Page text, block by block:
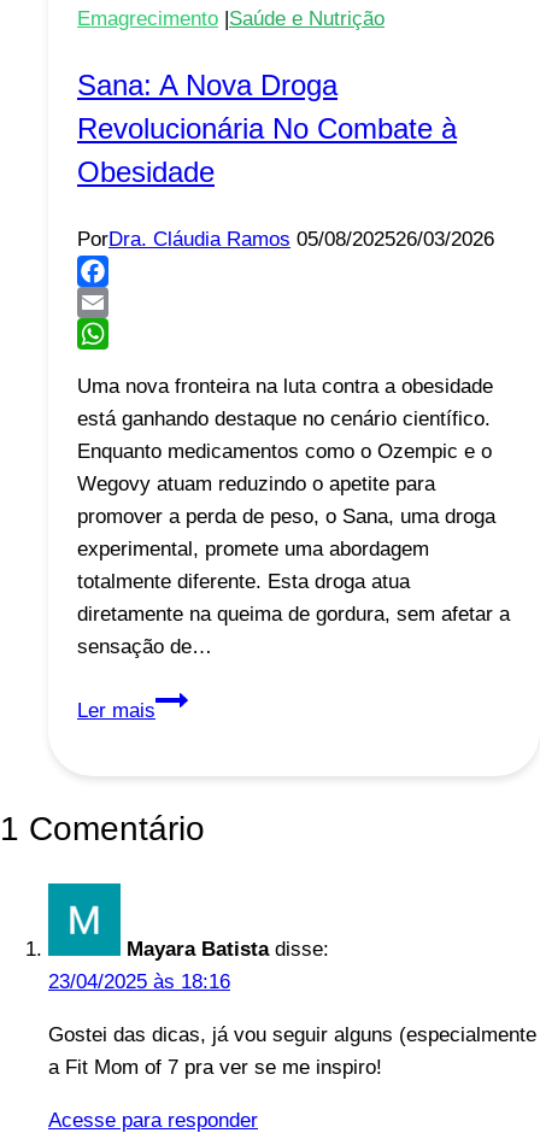
Emagrecimento |Saúde e Nutrição
Sana: A Nova Droga
Revolucionária No Combate à
Obesidade
PorDra. Cláudia Ramos 05/08/202526/03/2026
Uma nova fronteira na luta contra a obesidade
está ganhando destaque no cenário científico.
Enquanto medicamentos como o Ozempic e o
Wegovy atuam reduzindo o apetite para
promover a perda de peso, o Sana, uma droga
experimental, promete uma abordagem
totalmente diferente. Esta droga atua
diretamente na queima de gordura, sem afetar a
sensação de…
Ler mais
Sana:
Revolucionária
Obesidade
1 Comentário
Mayara Batista disse:
23/04/2025 às 18:16
Gostei das dicas, já vou seguir alguns (especialmente
a Fit Mom of 7 pra ver se me inspiro!
Acesse para responder